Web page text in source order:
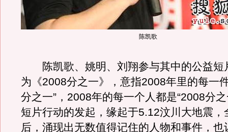
陈凯歌
陈凯歌、姚明、刘翔参与其中的公益短
为《2008分之一》，意指2008年里的每一
分之一”，2008年的每一个人都是“2008分
短片行动的发起，缘起于5.12汶川大地震，
后，涌现出无数值得记住的人物和事件，也